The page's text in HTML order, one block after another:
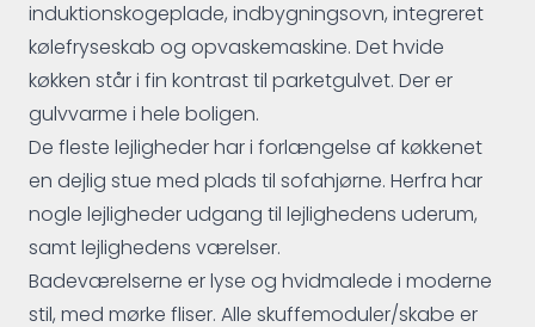
induktionskogeplade, indbygningsovn, integreret
kølefryseskab og opvaskemaskine. Det hvide
køkken står i fin kontrast til parketgulvet. Der er
gulvvarme i hele boligen.
De fleste lejligheder har i forlængelse af køkkenet
en dejlig stue med plads til sofahjørne. Herfra har
nogle lejligheder udgang til lejlighedens uderum,
samt lejlighedens værelser.
Badeværelserne er lyse og hvidmalede i moderne
stil, med mørke fliser. Alle skuffemoduler/skabe er